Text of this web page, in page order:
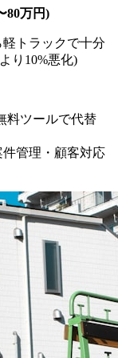
80万円)
トラックで十分
り10%悪化)
料ツールで代替
管理・顧客対応